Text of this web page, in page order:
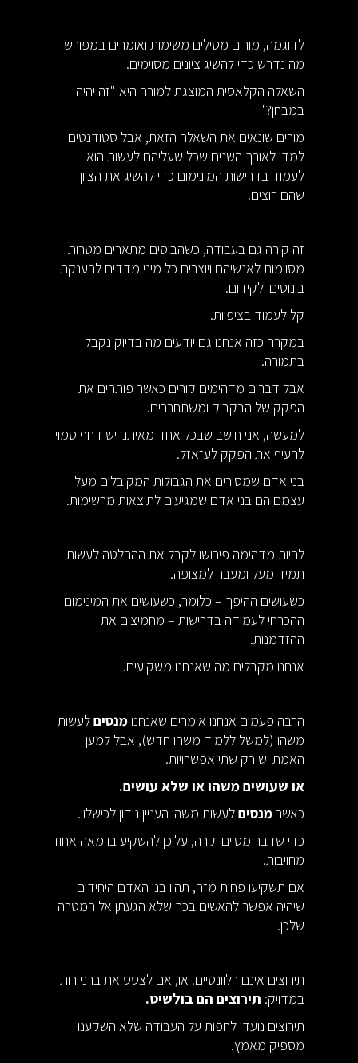
לדוגמה, מורים מטילים משימות ואומרים במפורש
מה נדרש כדי להשיג ציונים מסוימים.
השאלה הקלאסית המוצגת למורה היא "זה יהיה
במבחן?"
מורים שונאים את השאלה הזאת, אבל סטודנטים
למדו לאורך השנים שכל שעליהם לעשות הוא
לעמוד בדרישות המינימום כדי להשיג את הציון
שהם רוצים.
זה קורה גם בעבודה, כשהבוסים מתארים מטרות
מסוימות לאנשיהם ויוצרים כל מיני מדדים להענקת
בונוסים ולקידום.
קל לעמוד בציפיות.
במקרה כזה אנחנו גם יודעים מה בדיוק נקבל
בתמורה.
אבל דברים מדהימים קורים כאשר פותחים את
הפקק של הבקבוק ומשתחררים.
למעשה, אני חושב שבכל אחד מאיתנו יש דחף סמוי
להעיף את הפקק לעזאזל.
בני אדם שמסירים את הגבולות המקובלים מעל
עצמם הם בני אדם שמגיעים לתוצאות מרשימות.
להיות מדהימה פירושו לקבל את ההחלטה לעשות
תמיד מעל ומעבר למצופה.
כשעושים ההיפך – כלומר, כשעושים את המינימום
ההכרחי לעמידה בדרישות – מחמיצים את
ההזדמנות.
אנחנו מקבלים מה שאנחנו משקיעים.
הרבה פעמים אנחנו אומרים שאנחנומנסיםלעשות
משהו (למשל ללמוד משהו חדש), אבל למען
האמת יש רק שתי אפשרויות.
או שעושים משהו או שלא עושים.
כאשרמנסיםלעשות משהו העניין נידון לכישלון.
כדי שדבר מסוים יקרה, עליכן להשקיע בו מאה אחוז
מחויבות.
אם תשקיעו פחות מזה, תהיו בני האדם היחידים
שיהיה אפשר להאשים בכך שלא הגעתן אל המטרה
שלכן.
תירוצים אינם רלוונטיים. או, אם לצטט את ברני רות
במדויק: תירוצים הם בולשיט.
תירוצים נועדו לחפות על העבודה שלא השקענו
מספיק מאמץ.